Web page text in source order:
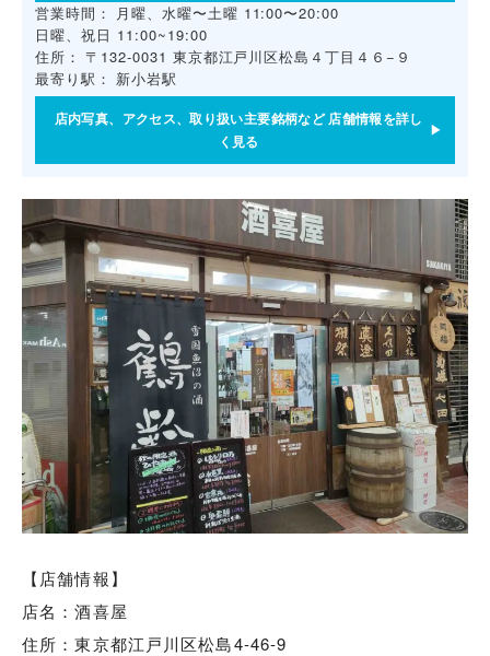
営業時間：
月曜、水曜〜土曜 11:00〜20:00
日曜、祝日 11:00~19:00
住所： 〒132-0031 東京都江戸川区松島４丁目４６−９
最寄り駅： 新小岩駅
店内写真、アクセス、取り扱い主要銘柄など 店舗情報を詳し
く見る
【店舗情報】
店名：酒喜屋
住所：東京都江戸川区松島4-46-9